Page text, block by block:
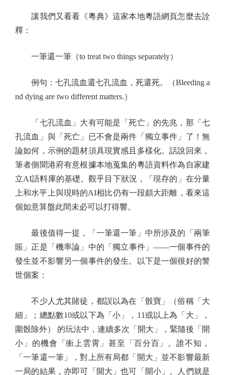
讓我們又看看《粵典》這家本地粵語網頁怎麼去詮
釋：
一筆還一筆（to treat two things separately）
例句：七孔流血還七孔流血，死還死。（Bleeding a
nd dying are two different matters.）
「七孔流血」大有可能是「死亡」的先兆，那「七
孔流血」與「死亡」已不會是兩件「獨立事件」了！無
論如何，示例的題材須具現實感且多樣化。話說回來，
筆者側聞港府有意根據本地蒐集的粵語資料作為自家建
立AI語料庫的基礎。觀乎目下狀況，「現存的」在分量
上和水平上與現時的AI相比仍有一段頗大距離，看來這
個如意算盤此間未必可以打得響。
最後值得一提，「一筆還一筆」中所涉及的「兩筆
賬」正是「機率論」中的「獨立事件」——一個事件的
發生並不影響另一個事件的發生。以下是一個很好的警
世個案：
不少人尤其賭徒，都誤以為在「骰寶」（俗稱「大
細」；總點數10或以下為「小」，11或以上為「大」，
圍骰除外） 的玩法中，連續多次「開大」，緊隨後「開
小」的機會「衝上雲霄」甚至「百分百」。誰不知，
「一筆還一筆」，對上所有局都「開大」並不影響最新
一局的結果，亦即可「開大」也可「開小」。人們就是